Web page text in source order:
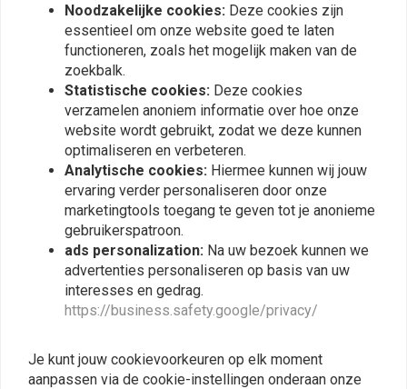
gecontroleerde rit. De progressieve wikkeltechnologie zorgt ervoor dat
de veren sterker worden naarmate de vering samendrukt, voor optimale
ondersteuning en stabiliteit.
Belangrijkste kenmerken
Progressieve wikkeling:Biedt betere rijeigenschappen door de
veerkracht te vergroten naarmate de vering wordt samengedrukt.
TUV/ABE-certificering:Zorgt voor naleving van veiligheids- en
kwaliteitsnormen.
Compatibiliteit
Deze set vorkveren is compatibel met Honda ST 1100 Pan Europese
modellen uitgerust met ABS/TCS van 1991 tot 1996. Hij is ontworpen om
naadloos aan te sluiten op het bestaande veersysteem, waardoor de
Installatie
Het installeren van de Hagon Progressive Fork Springs is eenvoudig en
Reviews
Plaats ook een review
Noodzakelijke cookies: Deze cookies zijn
essentieel om onze website goed te laten
functioneren, zoals het mogelijk maken van de
zoekbalk.
Statistische cookies: Deze cookies
verzamelen anoniem informatie over hoe onze
website wordt gebruikt, zodat we deze kunnen
optimaliseren en verbeteren.
Analytische cookies: Hiermee kunnen wij jouw
ervaring verder personaliseren door onze
marketingtools toegang te geven tot je anonieme
gebruikerspatroon.
ads personalization: Na uw bezoek kunnen we
advertenties personaliseren op basis van uw
interesses en gedrag.
https://business.safety.google/privacy/
Je kunt jouw cookievoorkeuren op elk moment
aanpassen via de cookie-instellingen onderaan onze